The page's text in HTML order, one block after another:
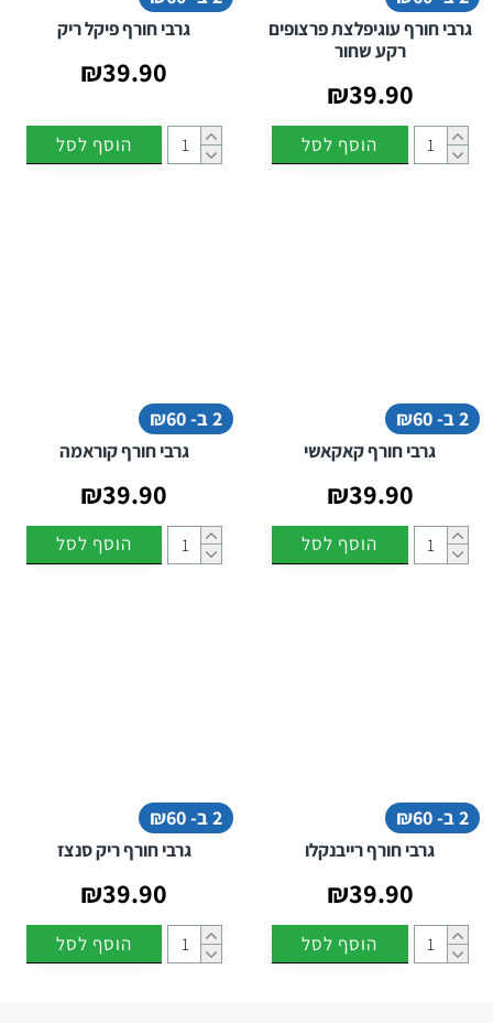
גרבי חורף עוגיפלצת פרצופים
רקע שחור
₪39.90
הוסף לסל
גרבי חורף פיקל ריק
₪39.90
הוסף לסל
2 ב- ₪60
גרבי חורף קאקאשי
₪39.90
הוסף לסל
2 ב- ₪60
גרבי חורף קוראמה
₪39.90
הוסף לסל
2 ב- ₪60
גרבי חורף רייבנקלו
₪39.90
הוסף לסל
2 ב- ₪60
גרבי חורף ריק סנצז
₪39.90
הוסף לסל